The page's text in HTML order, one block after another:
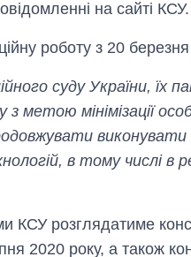
на сайті КСУ.
роботу з 20 березня
суду України, їх
метою мінімізації
виконувати
в тому числі в
розглядатиме
2020 року, а також